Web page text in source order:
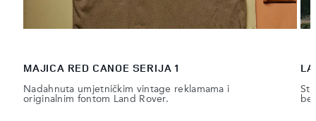
MAJICA RED CANOE SERIJA 1
Nadahnuta umjetničkim vintage reklamama i
originalnim fontom Land Rover.